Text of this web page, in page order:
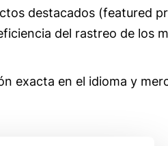
destacados (featured
del rastreo de los
exacta en el idioma y